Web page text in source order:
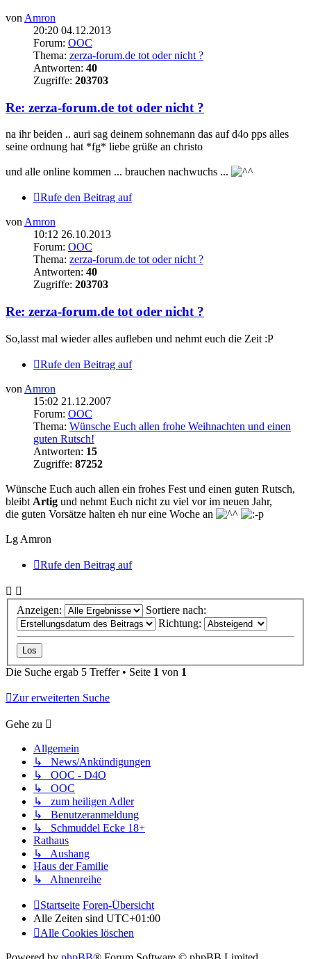
von Amron
20:20 04.12.2013
Forum: OOC
Thema: zerza-forum.de tot oder nicht ?
Antworten: 40
Zugriffe: 203703
Re: zerza-forum.de tot oder nicht ?
na ihr beiden .. auri sag deinem sohnemann das auf d4o pps alles
seine ordnung hat *fg* liebe grüße an christo
und alle online kommen ... brauchen nachwuchs ...
Rufe den Beitrag auf
von Amron
10:12 26.10.2013
Forum: OOC
Thema: zerza-forum.de tot oder nicht ?
Antworten: 40
Zugriffe: 203703
Re: zerza-forum.de tot oder nicht ?
So,lasst mal wieder alles aufleben und nehmt euch die Zeit :P
Rufe den Beitrag auf
von Amron
15:02 21.12.2007
Forum: OOC
Thema: Wünsche Euch allen frohe Weihnachten und einen
guten Rutsch!
Antworten: 15
Zugriffe: 87252
Wünsche Euch auch allen ein frohes Fest und einen guten Rutsch,
bleibtArtig und nehmt Euch nicht zu viel vor im neuen Jahr,
die guten Vorsätze halten eh nur eine Woche an
Lg Amron
Rufe den Beitrag auf
Anzeigen:
Sortiere nach:
Richtung:
Die Suche ergab 5 Treffer • Seite 1 von 1
Zur erweiterten Suche
Gehe zu
Allgemein
↳ News/Ankündigungen
↳ OOC - D4O
↳ OOC
↳ zum heiligen Adler
↳ Benutzeranmeldung
↳ Schmuddel Ecke 18+
Rathaus
↳ Aushang
Haus der Familie
↳ Ahnenreihe
Startseite Foren-Übersicht
Alle Zeiten sind UTC+01:00
Alle Cookies löschen